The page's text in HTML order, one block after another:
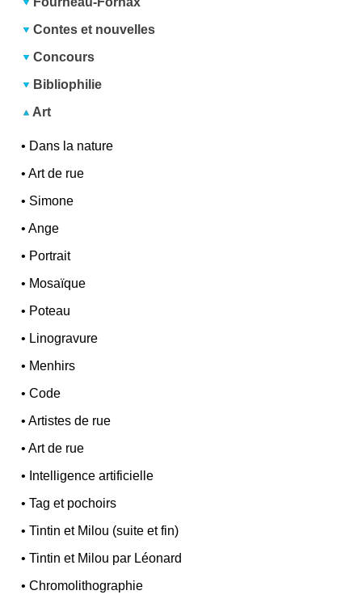
Contes et nouvelles
Concours
Bibliophilie
Art
• Dans la nature
•Art de rue
• Simone
•Ange
• Portrait
• Mosaïque
• Poteau
• Linogravure
• Menhirs
•Code
•Artistes de rue
•Art de rue
• Intelligence artificielle
•Tag et pochoirs
•Tintin et Milou (suite et fin)
•Tintin et Milou par Léonard
•Chromolithographie